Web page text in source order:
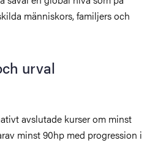
människors, familjers och
urval
avslutade kurser om minst
minst 90hp med progression i